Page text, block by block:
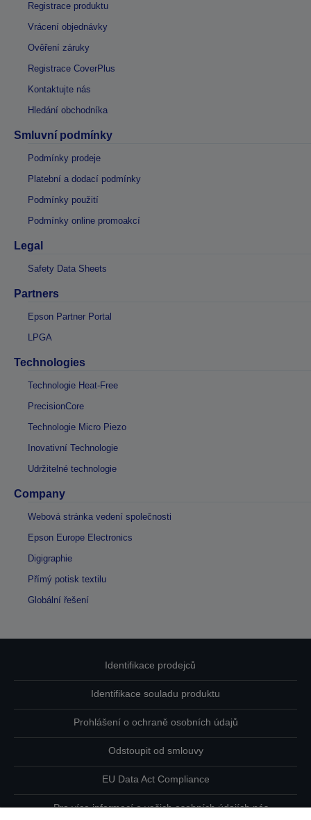
Registrace produktu
Vrácení objednávky
Ověření záruky
Registrace CoverPlus
Kontaktujte nás
Hledání obchodníka
Smluvní podmínky
Podmínky prodeje
Platební a dodací podmínky
Podmínky použití
Podmínky online promoakcí
Legal
Safety Data Sheets
Partners
Epson Partner Portal
LPGA
Technologies
Technologie Heat-Free
PrecisionCore
Technologie Micro Piezo
Inovativní Technologie
Udržitelné technologie
Company
Webová stránka vedení společnosti
Epson Europe Electronics
Digigraphie
Přímý potisk textilu
Globální řešení
Identifikace prodejců
Identifikace souladu produktu
Prohlášení o ochraně osobních údajů
Odstoupit od smlouvy
EU Data Act Compliance
Pro více informací o vašich osobních údajích nás